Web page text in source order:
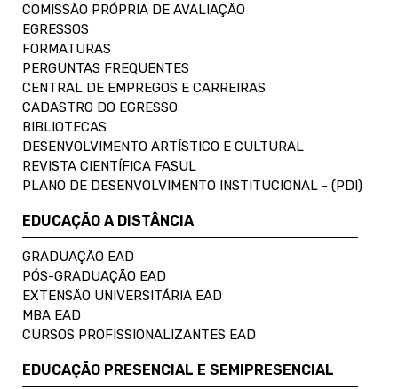
COMISSÃO PRÓPRIA DE AVALIAÇÃO
EGRESSOS
FORMATURAS
PERGUNTAS FREQUENTES
CENTRAL DE EMPREGOS E CARREIRAS
CADASTRO DO EGRESSO
BIBLIOTECAS
DESENVOLVIMENTO ARTÍSTICO E CULTURAL
REVISTA CIENTÍFICA FASUL
PLANO DE DESENVOLVIMENTO INSTITUCIONAL - (PDI)
EDUCAÇÃO A DISTÂNCIA
GRADUAÇÃO EAD
PÓS-GRADUAÇÃO EAD
EXTENSÃO UNIVERSITÁRIA EAD
MBA EAD
CURSOS PROFISSIONALIZANTES EAD
EDUCAÇÃO PRESENCIAL E SEMIPRESENCIAL